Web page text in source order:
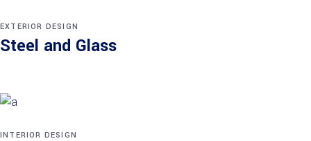
EXTERIOR DESIGN
Steel and Glass
INTERIOR DESIGN